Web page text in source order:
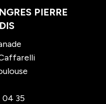
PIERRE
04 35